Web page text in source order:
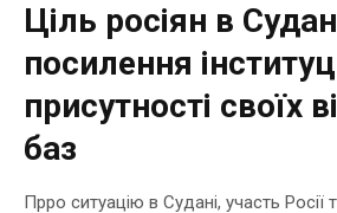
Ціль росіян в
посилення
присутності своїх
баз
Прро ситуацію в Судані, участь Росії